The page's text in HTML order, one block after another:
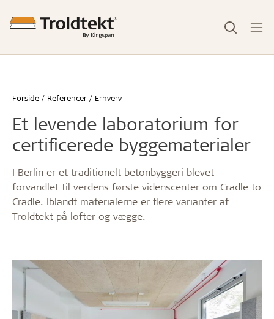
Forside Referencer Erhverv
Et levende laboratorium for
certificerede byggematerialer
I Berlin er et traditionelt betonbyggeri blevet
forvandlet til verdens første videnscenter om Cradle to
Cradle. Iblandt materialerne er flere varianter af
Troldtekt på lofter og vægge.